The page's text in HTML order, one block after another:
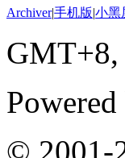
Archiver|手机版|小黑
GMT+8,
© 2001-